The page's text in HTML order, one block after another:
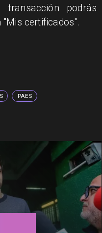
podrás
certificados".
PAES